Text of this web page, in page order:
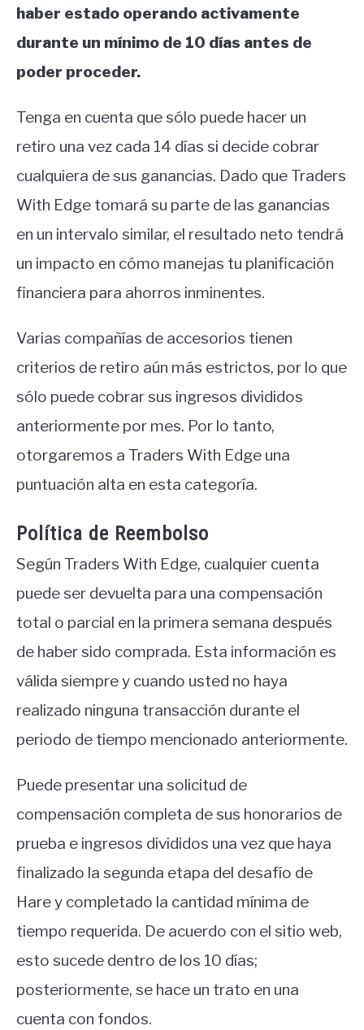
haber estado operando activamente
durante un mínimo de 10 días antes de
poder proceder.
Tenga en cuenta que sólo puede hacer un
retiro una vez cada 14 días si decide cobrar
cualquiera de sus ganancias. Dado que Traders
With Edge tomará su parte de las ganancias
en un intervalo similar, el resultado neto tendrá
un impacto en cómo manejas tu planificación
financiera para ahorros inminentes.
Varias compañías de accesorios tienen
criterios de retiro aún más estrictos, por lo que
sólo puede cobrar sus ingresos divididos
anteriormente por mes. Por lo tanto,
otorgaremos a Traders With Edge una
puntuación alta en esta categoría.
Política de Reembolso
Según Traders With Edge, cualquier cuenta
puede ser devuelta para una compensación
total o parcial en la primera semana después
de haber sido comprada. Esta información es
válida siempre y cuando usted no haya
realizado ninguna transacción durante el
periodo de tiempo mencionado anteriormente.
Puede presentar una solicitud de
compensación completa de sus honorarios de
prueba e ingresos divididos una vez que haya
finalizado la segunda etapa del desafío de
Hare y completado la cantidad mínima de
tiempo requerida. De acuerdo con el sitio web,
esto sucede dentro de los 10 días;
posteriormente, se hace un trato en una
cuenta con fondos.